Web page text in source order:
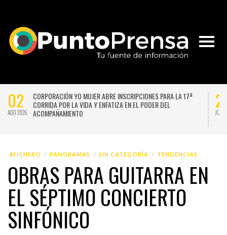
02
AGO 2026
CORPORACIÓN YO MUJER ABRE INSCRIPCIONES PARA LA 17ª
CORRIDA POR LA VIDA Y ENFATIZA EN EL PODER DEL
ACOMPAÑAMIENTO
JUL
#FICHERO PANORAMAS SIN CATEGORÍA TENDENCIAS
OBRAS PARA GUITARRA EN
EL SÉPTIMO CONCIERTO
SINFÓNICO